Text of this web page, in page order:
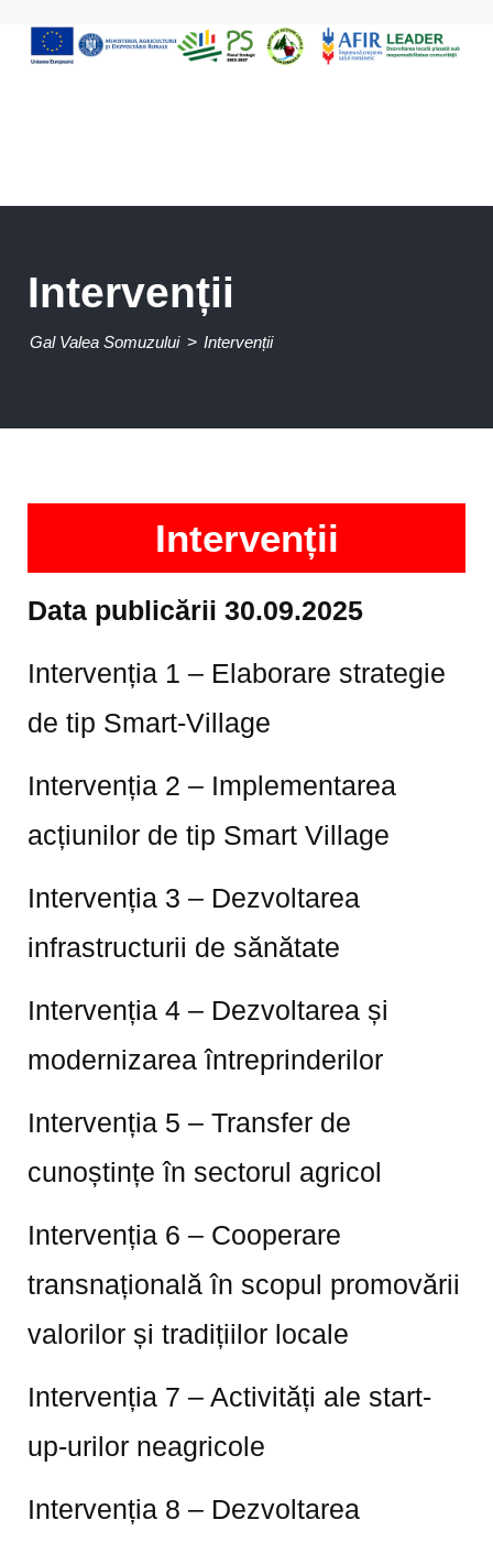
Intervenții
Gal Valea Somuzului > Intervenții
Intervenții
Data publicării 30.09.2025
Intervenția 1 – Elaborare strategie
de tip Smart-Village
Intervenția 2 – Implementarea
acțiunilor de tip Smart Village
Intervenția 3 – Dezvoltarea
infrastructurii de sănătate
Intervenția 4 – Dezvoltarea și
modernizarea întreprinderilor
Intervenția 5 – Transfer de
cunoștințe în sectorul agricol
Intervenția 6 – Cooperare
transnațională în scopul promovării
valorilor și tradițiilor locale
Intervenția 7 – Activități ale start-
up-urilor neagricole
Intervenția 8 – Dezvoltarea